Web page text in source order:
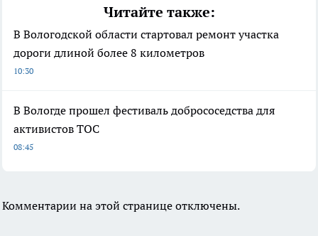
Читайте также:
В Вологодской области стартовал ремонт участка
дороги длиной более 8 километров
10:30
В Вологде прошел фестиваль добрососедства для
активистов ТОС
08:45
Комментарии на этой странице отключены.